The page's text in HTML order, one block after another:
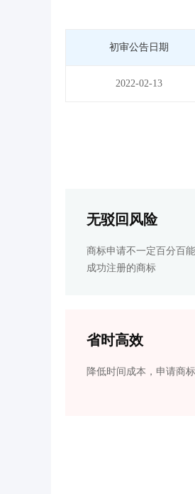
初审公告日期
2022-02-13
无驳回风险
商标申请不一定百分百
成功注册的商标
省时高效
降低时间成本，申请商